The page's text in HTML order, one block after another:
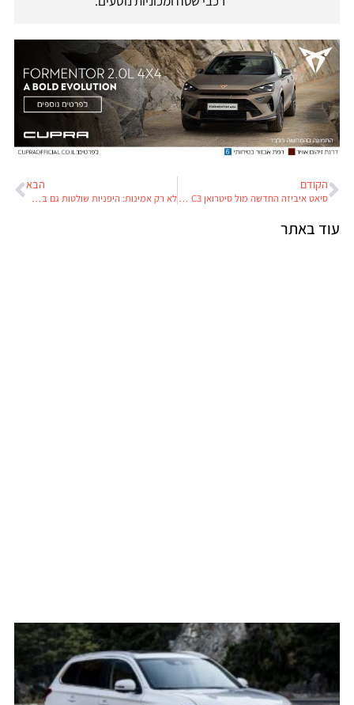
הקודם
סיאט איביזה החדשה מול סיטרואן C3 ואופל קורסה בקרב ראש בראש על התואר "הסופר-מיני הטובה בישראל"
הבא
לא רק אמינות: היפניות שולטות גם בדירוג הנאמנות
עוד באתר